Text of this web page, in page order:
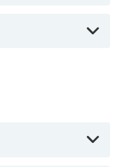
km Hotel de Ville
Municipal - 5,2
Bonaparte - 5,3
Bonaparte) - 4,5